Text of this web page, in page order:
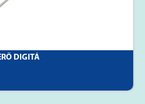
DIGITÁ